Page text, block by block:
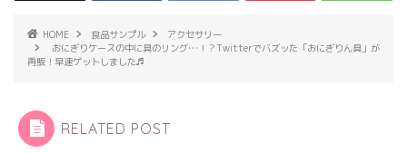
HOME 食品サンプル
アクセサリー
おにぎりケースの中に具のリング…！？Twitterでバズッた「おにぎりん具」が
再販！早速ゲットしました♬
RELATED POST